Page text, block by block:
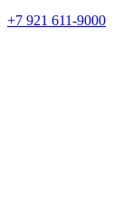
+7 921 611-9000